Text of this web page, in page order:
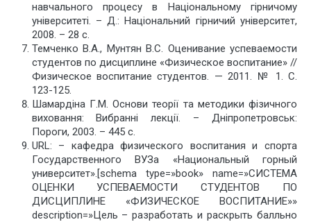
навчального процесу в Національному гірничому
університеті. – Д.: Національний гірничий університет,
2008. – 28 с.
Темченко В.А., Мунтян В.С. Оценивание успеваемости
студентов по дисциплине «Физическое воспитание» //
Физическое воспитание студентов. — 2011. № 1. C.
123-125.
Шамардіна Г.М. Основи теорії та методики фізичного
виховання: Вибранні лекції. – Дніпропетровськ:
Пороги, 2003. – 445 с.
URL: – кафедра физического воспитания и спорта
Государственного ВУЗа «Национальный горный
университет».[schema type=»book» name=»СИСТЕМА
ОЦЕНКИ УСПЕВАЕМОСТИ СТУДЕНТОВ ПО
ДИСЦИПЛИНЕ «ФИЗИЧЕСКОЕ ВОСПИТАНИЕ»»
description=»Цель – разработать и раскрыть балльно